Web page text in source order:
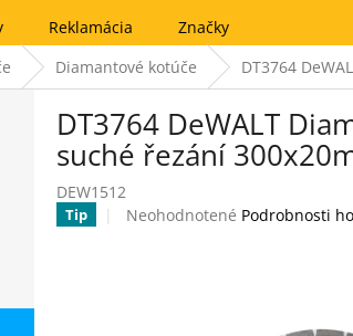
Reklamácia
Značky
Diamantové kotúče DT3764
DT3764 DeWALT
suché řezání
DEW1512
Tip
Priemerné
Neohodnotené Podrobnosti